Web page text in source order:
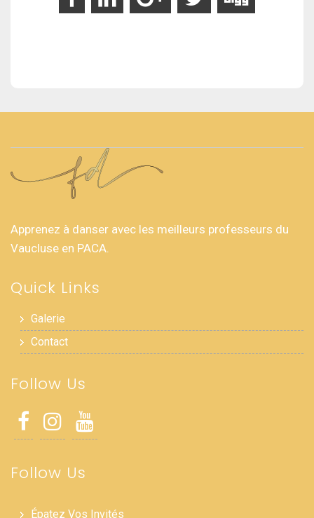
Apprenez à danser avec les meilleurs professeurs du
Vaucluse en PACA.
Quick Links
Galerie
Contact
Follow Us
Follow Us
Épatez Vos Invités